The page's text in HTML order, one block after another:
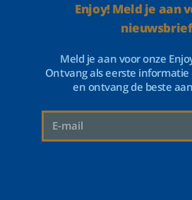
Enjoy! Meld je aan
Meld je aan voor onze
Ontvang als eerste informatie
en ontvang de beste